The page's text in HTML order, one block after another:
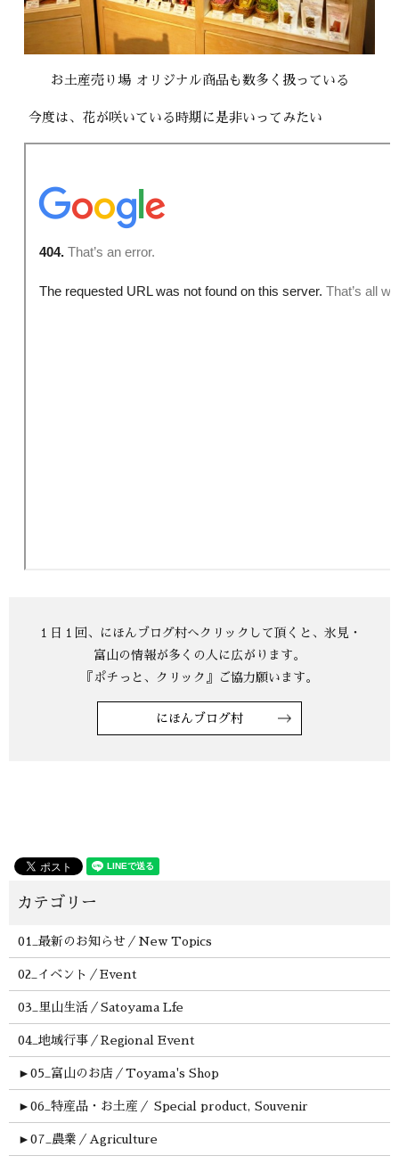
お土産売り場 オリジナル商品も数多く扱っている
今度は、花が咲いている時期に是非いってみたい
にほんブログ村
01_最新のお知らせ／New Topics
02_イベント／Event
03_里山生活／Satoyama Lfe
04_地域行事／Regional Event
► 05_富山のお店／Toyama's Shop
► 06_特産品・お土産／ Special product, Souvenir
► 07_農業／Agriculture